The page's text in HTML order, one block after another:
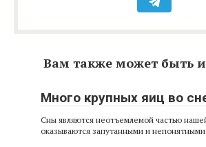
Вам также может быть
Много крупных яиц во
Сны являются неотъемлемой частью
оказываются запутанными и